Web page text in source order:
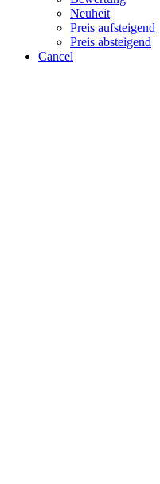
Neuheit
Preis aufsteigend
Preis absteigend
Cancel